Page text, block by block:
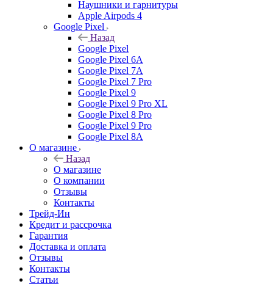
Наушники и гарнитуры
Apple Airpods 4
Google Pixel
Назад
Google Pixel
Google Pixel 6A
Google Pixel 7А
Google Pixel 7 Pro
Google Pixel 9
Google Pixel 9 Pro XL
Google Pixel 8 Pro
Google Pixel 9 Pro
Google Pixel 8A
О магазине
Назад
О магазине
О компании
Отзывы
Контакты
Трейд-Ин
Кредит и рассрочка
Гарантия
Доставка и оплата
Отзывы
Контакты
Статьи